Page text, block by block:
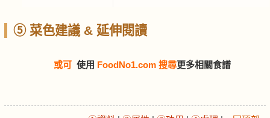
⑤ 菜色建議 & 延伸閱讀
或可 使用 FoodNo1.com 搜尋更多相關食譜